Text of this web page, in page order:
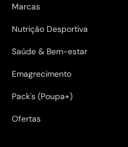
Marcas
Nutrição Desportiva
Saúde & Bem-estar
Emagrecimento
Pack's (Poupa+)
Ofertas